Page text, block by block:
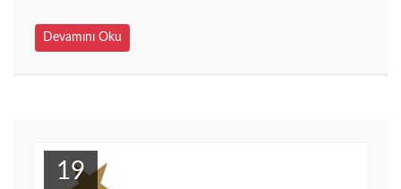
Devamını Oku
19